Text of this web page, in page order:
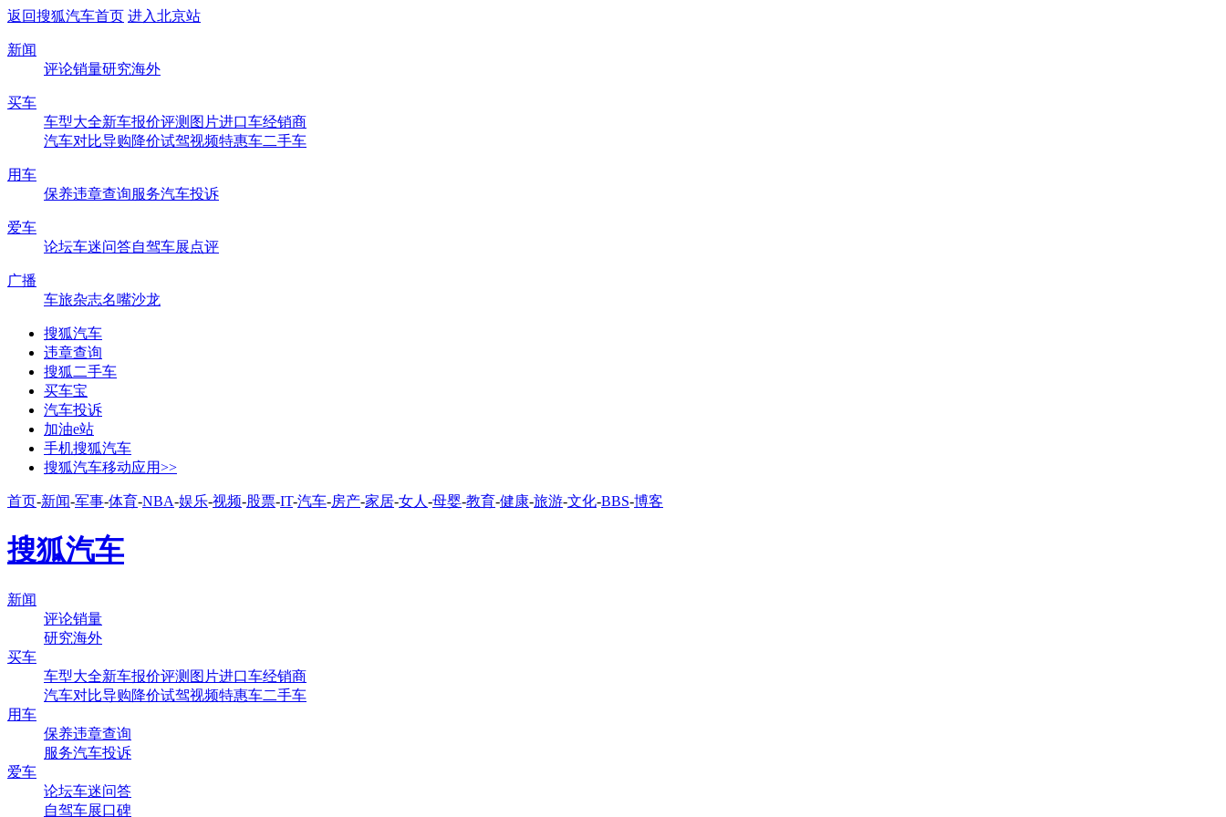
返回搜狐汽车首页 进入北京站
新闻
评论销量研究海外
买车
车型大全新车报价评测 图片进口车经销商
汽车对比导购降价试驾视频特惠车二手车
用车
保养违章查询服务汽车投诉
爱车
论坛车迷问答自驾车展点评
广播
车旅杂志名嘴沙龙
搜狐汽车
违章查询
搜狐二手车
买车宝
汽车投诉
加油e站
手机搜狐汽车
搜狐汽车移动应用>>
首页-新闻-军事-体育-NBA-娱乐-视频-股票-IT-汽车-房产-家居-女人 -母婴-教育-健康-旅游-文化-BBS-博客
搜狐汽车
新闻
评论销量
研究海外
买车
车型大全新车报价评测 图片进口车经销商
汽车对比导购降价试驾视频特惠车二手车
用车
保养违章查询
服务汽车投诉
爱车
论坛车迷问答
自驾车展口碑